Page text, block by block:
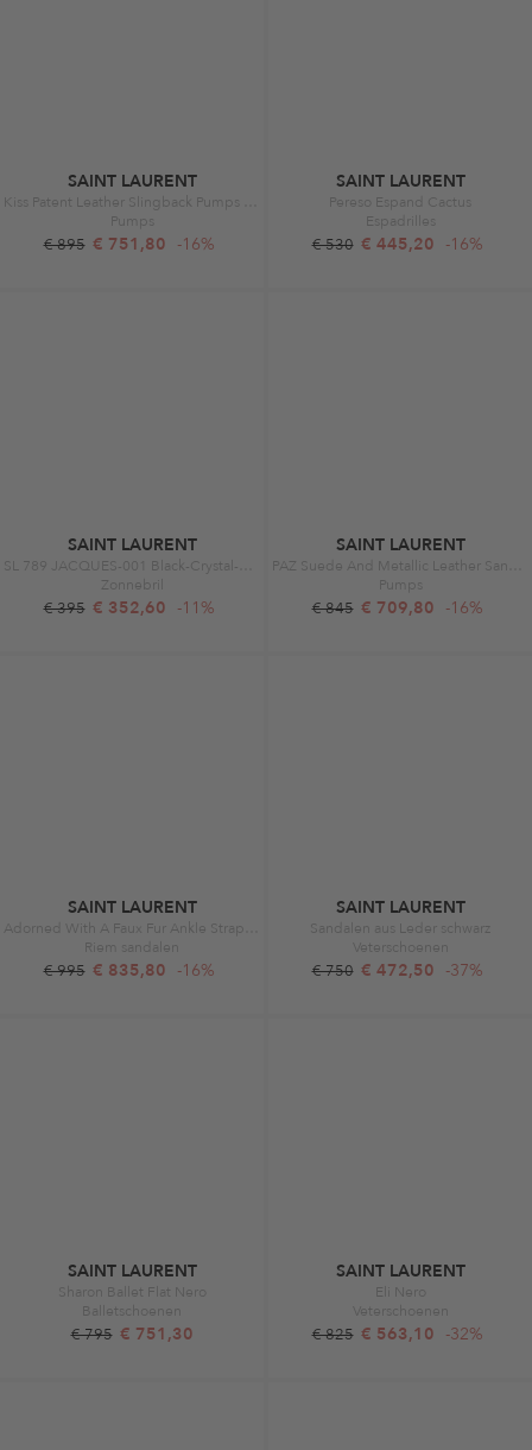
SAINT LAURENT
Pumps
€ 895 € 751,80 -16%
SAINT LAURENT
Pereso Espand Cactus
Espadrilles
€ 530 € 445,20 -16%
SAINT LAURENT
Zonnebril
€ 395 € 352,60 -11%
SAINT LAURENT
Pumps
€ 845 € 709,80 -16%
SAINT LAURENT
Riem sandalen
€ 995 € 835,80 -16%
SAINT LAURENT
Sandalen aus Leder schwarz
Veterschoenen
€ 750 € 472,50 -37%
SAINT LAURENT
Sharon Ballet Flat Nero
Balletschoenen
€ 795 € 751,30
SAINT LAURENT
Eli Nero
Veterschoenen
€ 825 € 563,10 -32%